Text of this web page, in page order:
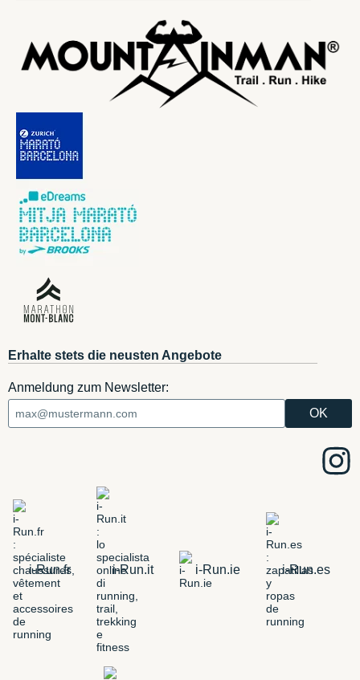
Erhalte stets die neusten Angebote
Anmeldung zum Newsletter:
i-Run.fr i-Run.it i-Run.ie i-Run.es